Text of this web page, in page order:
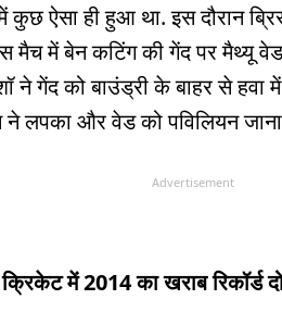
कुछ ऐसा ही हुआ था. इस दौरान
मैच में बेन कटिंग की गेंद पर मैथ्यू
ने गेंद को बाउंड्री के बाहर से
लपका और वेड को पविलियन जाना
Advertisement
में 2014 का खराब रिकॉर्ड